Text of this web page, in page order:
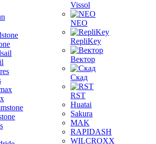
Vissol
NEO
RepliKey
Вектор
Скад
RST
Huatai
Sakura
MAK
RAPIDASH
WILCROXX